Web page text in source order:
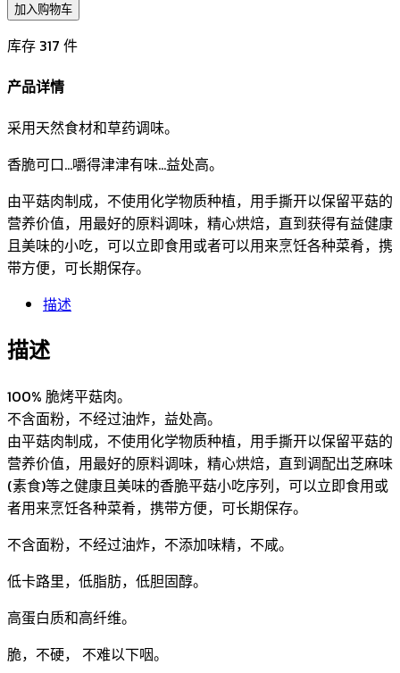
加入购物车
库存 317 件
产品详情
采用天然食材和草药调味。
香脆可口...嚼得津津有味...益处高。
由平菇肉制成，不使用化学物质种植，用手撕开以保留平菇的
营养价值，用最好的原料调味，精心烘焙，直到获得有益健康
且美味的小吃，可以立即食用或者可以用来烹饪各种菜肴，携
带方便，可长期保存。
描述
描述
100% 脆烤平菇肉。
不含面粉，不经过油炸，益处高。
由平菇肉制成，不使用化学物质种植，用手撕开以保留平菇的
营养价值，用最好的原料调味，精心烘焙，直到调配出芝麻味
(素食)等之健康且美味的香脆平菇小吃序列，可以立即食用或
者用来烹饪各种菜肴，携带方便，可长期保存。
不含面粉，不经过油炸，不添加味精，不咸。
低卡路里，低脂肪，低胆固醇。
高蛋白质和高纤维。
脆，不硬， 不难以下咽。